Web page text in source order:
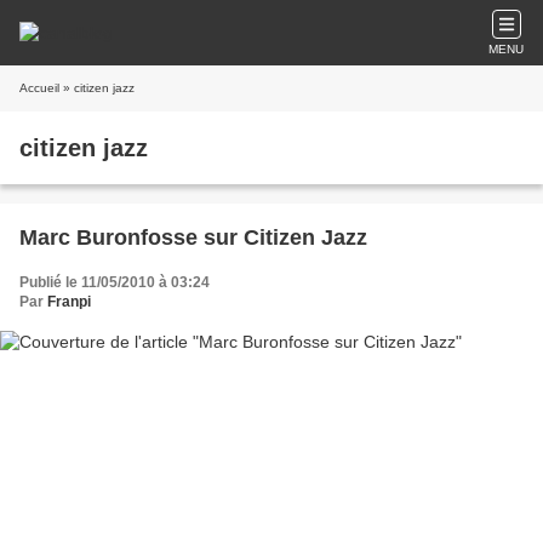
MENU
Accueil » citizen jazz
citizen jazz
Marc Buronfosse sur Citizen Jazz
Publié le 11/05/2010 à 03:24
Par Franpi